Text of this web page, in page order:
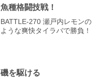
魚種格闘技戦！
BATTLE-270 瀬戸内レモンの
ような爽快タイラバで勝負！
磯を駆ける